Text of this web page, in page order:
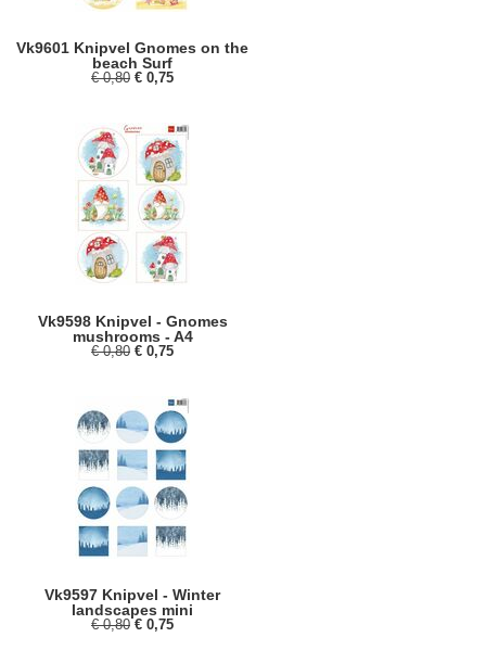
Vk9601 Knipvel Gnomes on the
beach Surf
€ 0,80 € 0,75
Vk9598 Knipvel - Gnomes
mushrooms - A4
€ 0,80 € 0,75
Vk9597 Knipvel - Winter
landscapes mini
€ 0,80 € 0,75